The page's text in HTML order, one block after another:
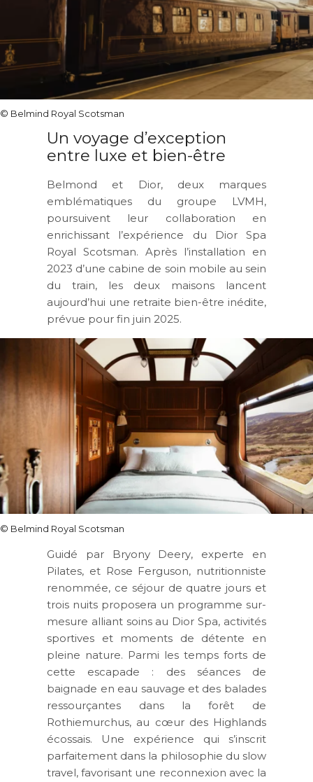
© Belmind Royal Scotsman
Un voyage d’exception
entre luxe et bien-être
Belmond et Dior, deux marques
emblématiques du groupe LVMH,
poursuivent leur collaboration en
enrichissant l’expérience du
Dior Spa
Royal Scotsman. Après l’installation en
2023 d’une cabine de soin mobile au sein
du train, les deux maisons lancent
aujourd’hui une retraite bien-être inédite,
prévue pour fin juin 2025.
© Belmind Royal Scotsman
Guidé par Bryony Deery, experte en
Pilates, et Rose Ferguson, nutritionniste
renommée, ce séjour de quatre jours et
trois nuits proposera un programme sur-
mesure alliant soins au Dior Spa, activités
sportives et moments de détente en
pleine nature. Parmi les temps forts de
cette escapade : des séances de
baignade en eau sauvage et des balades
ressourçantes dans la forêt de
Rothiemurchus, au cœur des Highlands
écossais. Une expérience qui s’inscrit
parfaitement dans la philosophie du slow
travel, favorisant une reconnexion avec la